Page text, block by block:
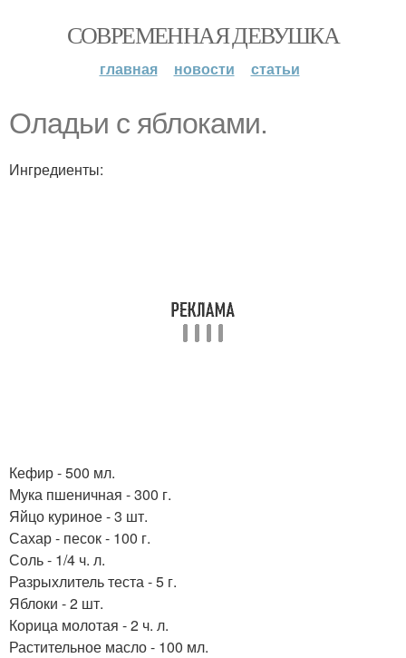
СОВРЕМЕННАЯ ДЕВУШКА
главная новости статьи
Оладьи с яблоками.
Ингредиенты:
Кефир - 500 мл.
Мука пшеничная - 300 г.
Яйцо куриное - 3 шт.
Сахар - песок - 100 г.
Соль - 1/4 ч. л.
Разрыхлитель теста - 5 г.
Яблоки - 2 шт.
Корица молотая - 2 ч. л.
Растительное масло - 100 мл.